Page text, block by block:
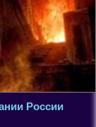
России